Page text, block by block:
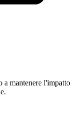
a mantenere l'impatto